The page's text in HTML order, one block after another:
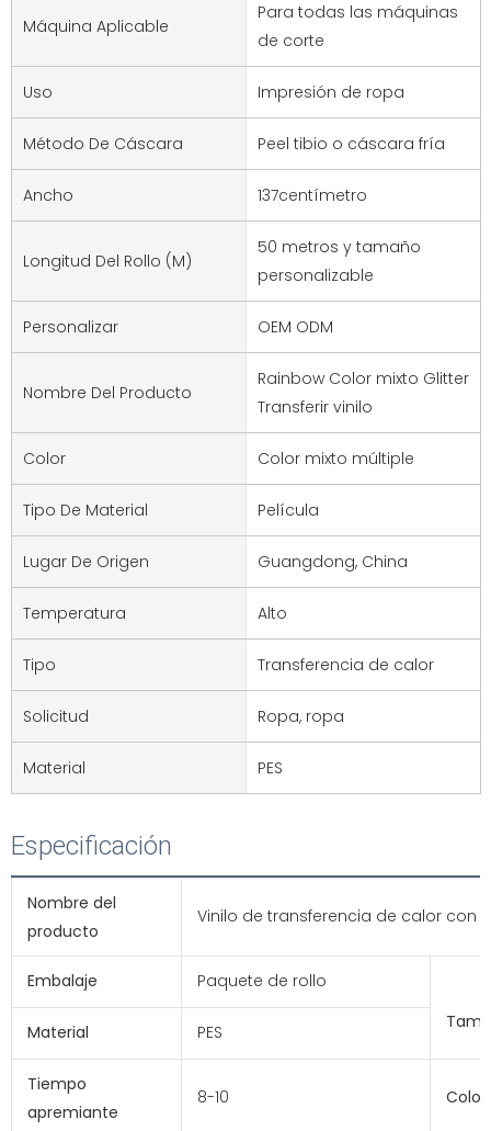
Máquina Aplicable
Para todas las máquinas
de corte
Uso Impresión de ropa
Método De Cáscara Peel tibio o cáscara fría
Ancho 137centímetro
Longitud Del Rollo (M)
50 metros y tamaño
personalizable
Personalizar OEM ODM
Nombre Del Producto
Rainbow Color mixto Glitter
Transferir vinilo
Color Color mixto múltiple
Tipo De Material Película
Lugar De Origen Guangdong, China
Temperatura Alto
Tipo Transferencia de calor
Solicitud Ropa, ropa
Material PES
Especificación
Nombre del
producto
Vinilo de transferencia de calor con
Embalaje
Paquete de rollo
Material PES
Tiempo
apremiante
8-10 Color